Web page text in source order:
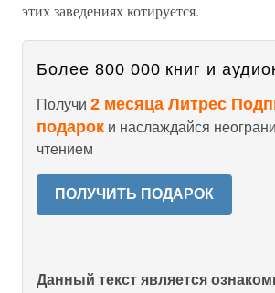
этих заведениях котируется.
Более 800 000 книг и
Получи 2 месяца Литрес
подарок и наслаждайся
чтением
ПОЛУЧИТЬ ПОДАРОК
Данный текст является